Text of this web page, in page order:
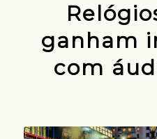
ganham
com